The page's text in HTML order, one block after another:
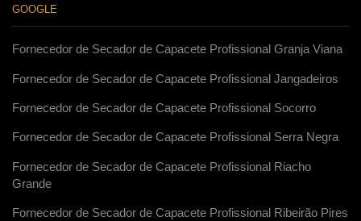
GOOGLE
Fornecedor de Secador de Capacete Profissional Granja Viana
Fornecedor de Secador de Capacete Profissional Jangadeiros
Fornecedor de Secador de Capacete Profissional Socorro
Fornecedor de Secador de Capacete Profissional Serra Negra
Fornecedor de Secador de Capacete Profissional Riacho
Grande
Fornecedor de Secador de Capacete Profissional Ribeirão Pires